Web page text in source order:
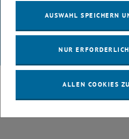
AUSWAHL SPEICHERN
NUR
ALLEN COOKIES